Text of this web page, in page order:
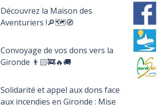
Découvrez la Maison des
Aventuriers !🔎🗺️🧭
Convoyage de vos dons vers la
Gironde 👨🏻‍🚒🔥🚚
Solidarité et appel aux dons face
aux incendies en Gironde : Mise